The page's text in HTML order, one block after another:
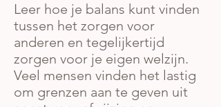
Leer hoe je balans kunt vinden
tussen het zorgen voor
anderen en tegelijkertijd
zorgen voor je eigen welzijn.
Veel mensen vinden het lastig
om grenzen aan te geven uit